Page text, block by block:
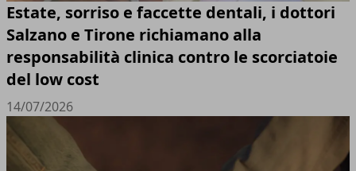
Estate, sorriso e faccette dentali, i dottori
Salzano e Tirone richiamano alla
responsabilità clinica contro le scorciatoie
del low cost
14/07/2026